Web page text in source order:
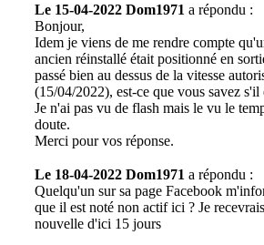
Le 15-04-2022 Dom1971 a répondu :
Bonjour,
Idem je viens de me rendre compte
ancien réinstallé était positionné en
passé bien au dessus de la vitesse
(15/04/2022), est-ce que vous savez s'il
Je n'ai pas vu de flash mais le vu le
doute.
Merci pour vos réponse.
Le 18-04-2022 Dom1971 a répondu :
Quelqu'un sur sa page Facebook
que il est noté non actif ici ? Je
nouvelle d'ici 15 jours